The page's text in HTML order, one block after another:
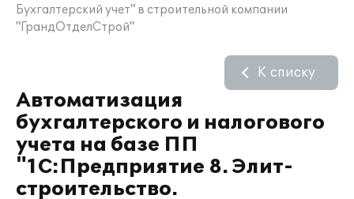
Бухгалтерский учет" в строительной компании
"ГрандОтделСтрой"
Автоматизация
бухгалтерского и налогового
учета на базе ПП
"1С:Предприятие 8. Элит-
строительство.
К списку